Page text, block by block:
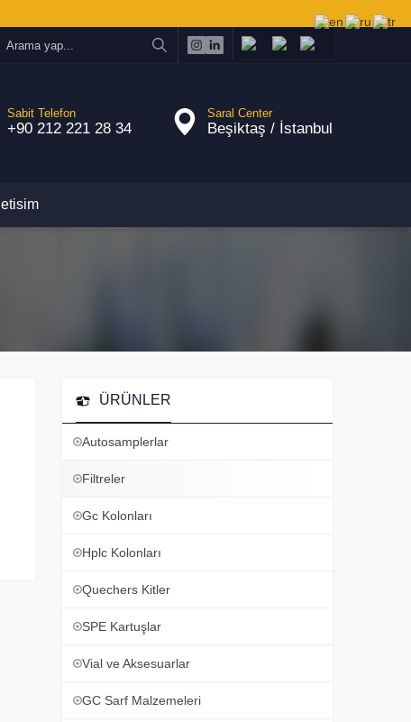
Sabit Telefon
+90 212 221 28 34
Saral Center
Beşiktaş / İstanbul
İletisim
ÜRÜNLER
Autosamplerlar
Filtreler
Gc Kolonları
Hplc Kolonları
Quechers Kitler
SPE Kartuşlar
Vial ve Aksesuarlar
GC Sarf Malzemeleri